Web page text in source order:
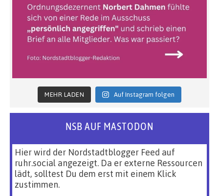
MEHR LADEN Auf Instagram folgen
NSB AUF MASTODON
Hier wird der Nordstadtblogger Feed auf
ruhr.social angezeigt. Da er externe Ressourcen
lädt, solltest Du dem erst mit einem Klick
zustimmen.